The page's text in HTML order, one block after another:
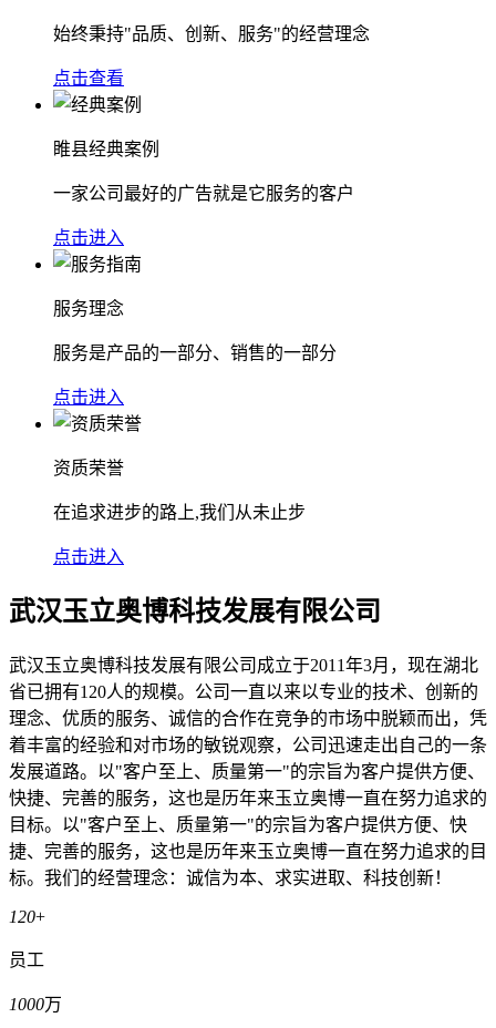
始终秉持"品质、创新、服务"的经营理念
点击查看
睢县经典案例
一家公司最好的广告就是它服务的客户
点击进入
服务理念
服务是产品的一部分、销售的一部分
点击进入
资质荣誉
在追求进步的路上,我们从未止步
点击进入
武汉玉立奥博科技发展有限公司
武汉玉立奥博科技发展有限公司成立于2011年3月，现在湖北
省已拥有120人的规模。公司一直以来以专业的技术、创新的
理念、优质的服务、诚信的合作在竞争的市场中脱颖而出，凭
着丰富的经验和对市场的敏锐观察，公司迅速走出自己的一条
发展道路。以"客户至上、质量第一"的宗旨为客户提供方便、
快捷、完善的服务，这也是历年来玉立奥博一直在努力追求的
目标。以"客户至上、质量第一"的宗旨为客户提供方便、快
捷、完善的服务，这也是历年来玉立奥博一直在努力追求的目
标。我们的经营理念：诚信为本、求实进取、科技创新！
120+
员工
1000万